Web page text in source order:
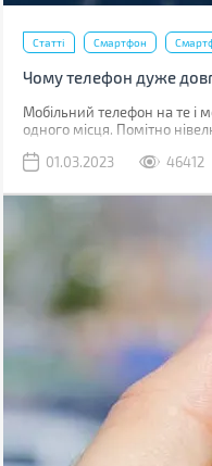
Статті Смартфон
Чому телефон дуже
Мобільний телефон на те і
одного місця. Помітно
01.03.2023
46412